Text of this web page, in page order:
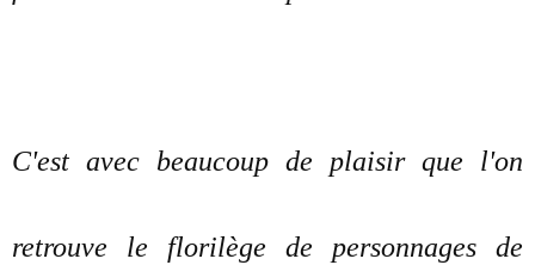
C'est avec beaucoup de plaisir que l'on
retrouve le florilège de personnages de